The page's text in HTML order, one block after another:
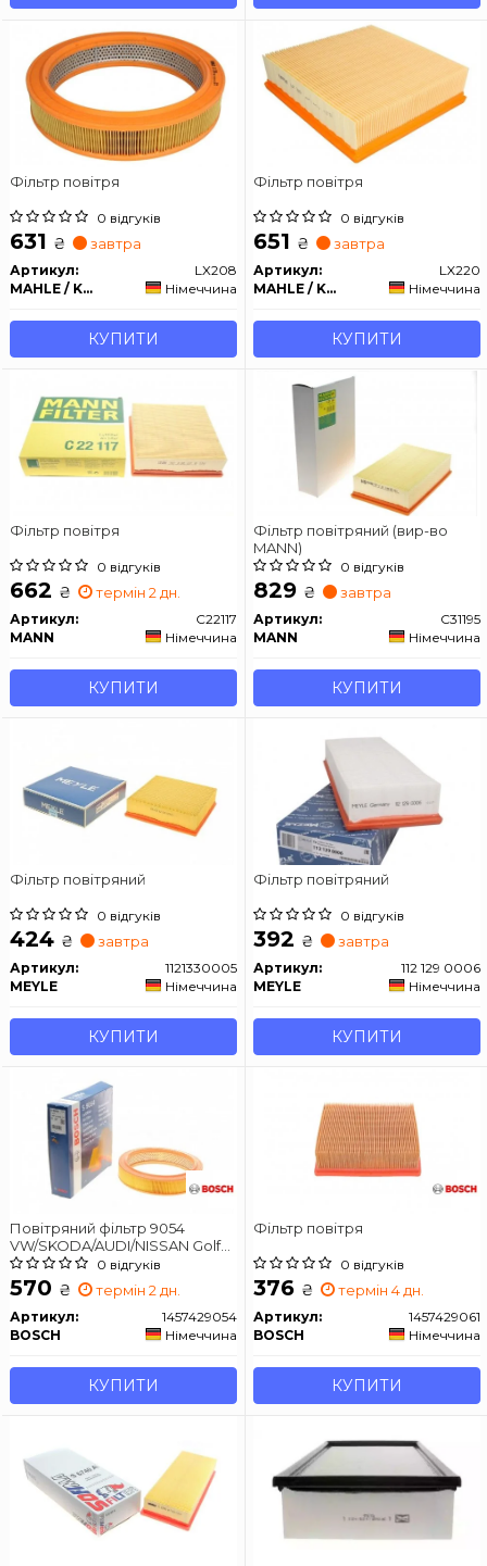
Фільтр повітря
0 відгуків
631 ₴ завтра
Артикул:
LX208
MAHLE / KNECHT
Німеччина
КУПИТИ
Фільтр повітря
0 відгуків
651 ₴ завтра
Артикул:
LX220
MAHLE / KNECHT
Німеччина
КУПИТИ
Фільтр повітря
0 відгуків
662 ₴ термін 2 дн.
Артикул:
C22117
MANN
Німеччина
КУПИТИ
Фільтр повітряний (вир-во
MANN)
0 відгуків
829 ₴ завтра
Артикул:
C31195
MANN
Німеччина
КУПИТИ
Фільтр повітряний
0 відгуків
424 ₴ завтра
Артикул:
1121330005
MEYLE
Німеччина
КУПИТИ
Фільтр повітряний
0 відгуків
392 ₴ завтра
Артикул:
112 129 0006
MEYLE
Німеччина
КУПИТИ
Повітряний фільтр 9054
VW/SKODA/AUDI/NISSAN Golf
III,80,100,Octavia -04
0 відгуків
570 ₴ термін 2 дн.
Артикул:
1457429054
BOSCH
Німеччина
КУПИТИ
Фільтр повітря
0 відгуків
376 ₴ термін 4 дн.
Артикул:
1457429061
BOSCH
Німеччина
КУПИТИ